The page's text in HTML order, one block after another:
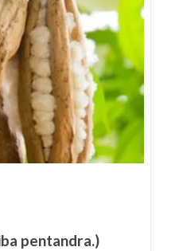
pentandra.)